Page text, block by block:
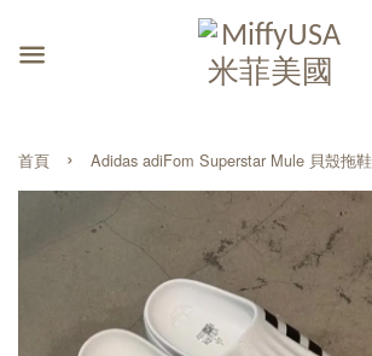
首頁 › Adidas adiFom Superstar Mule 貝殼拖鞋